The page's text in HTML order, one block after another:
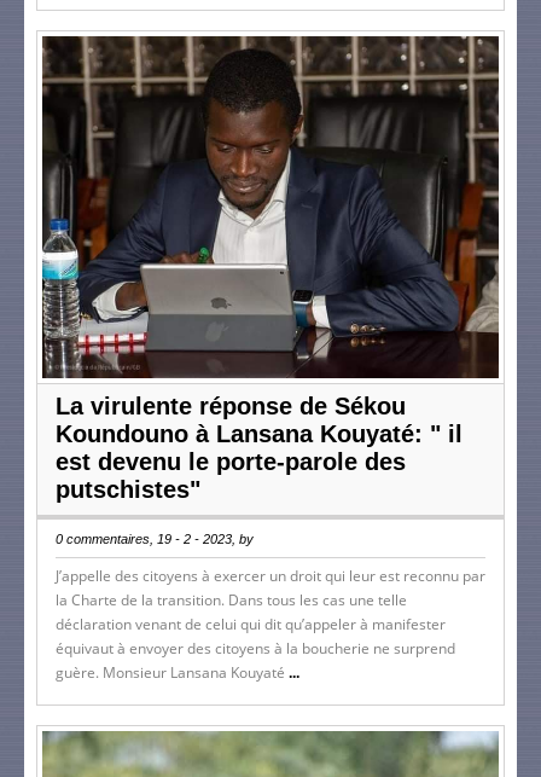
La virulente réponse de Sékou
Koundouno à Lansana Kouyaté: " il
est devenu le porte-parole des
putschistes"
0 commentaires, 19 - 2 - 2023, by
J’appelle des citoyens à exercer un droit qui leur est reconnu par
la Charte de la transition. Dans tous les cas une telle
déclaration venant de celui qui dit qu’appeler à manifester
équivaut à envoyer des citoyens à la boucherie ne surprend
guère. Monsieur Lansana Kouyaté ...